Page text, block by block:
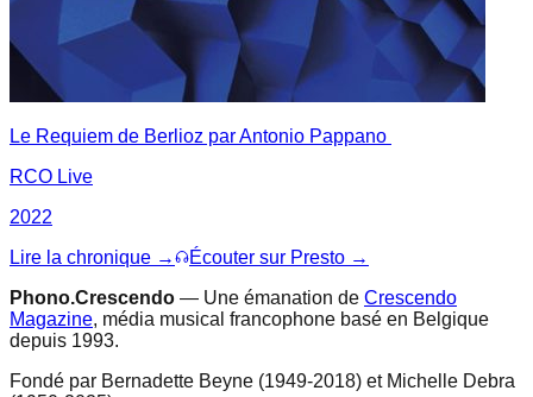
Le Requiem de Berlioz par Antonio Pappano
RCO Live
2022
Lire la chronique →
Écouter sur Presto →
Phono.Crescendo — Une émanation de Crescendo
Magazine, média musical francophone basé en Belgique
depuis 1993.
Fondé par Bernadette Beyne (1949-2018) et Michelle Debra